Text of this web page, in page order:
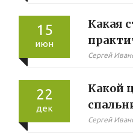
15
июн
Какая
или
Сергей
22
дек
Какой
Сергей